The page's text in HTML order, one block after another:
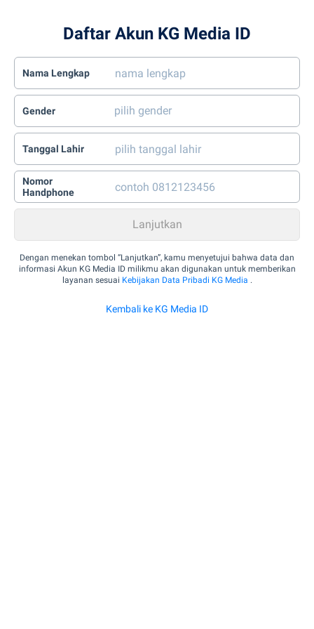
Daftar Akun KG Media ID
Nama Lengkap
Gender
Tanggal Lahir
Nomor
Handphone
Dengan menekan tombol “Lanjutkan”, kamu menyetujui bahwa data dan
informasi Akun KG Media ID milikmu akan digunakan untuk memberikan
layanan sesuai Kebijakan Data Pribadi KG Media .
Kembali ke KG Media ID